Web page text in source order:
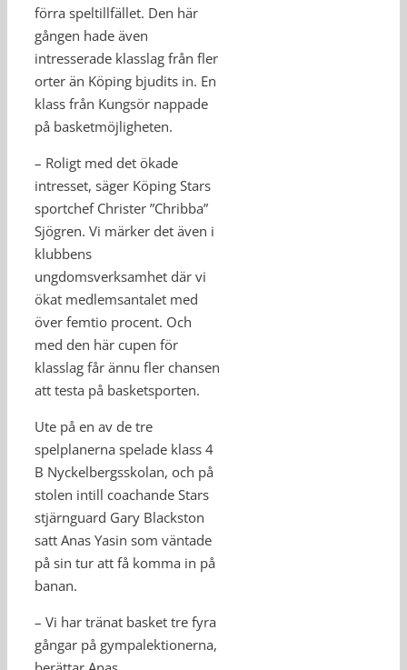
förra speltillfället. Den här
gången hade även
intresserade klasslag från fler
orter än Köping bjudits in. En
klass från Kungsör nappade
på basketmöjligheten.
– Roligt med det ökade
intresset, säger Köping Stars
sportchef Christer ”Chribba”
Sjögren. Vi märker det även i
klubbens
ungdomsverksamhet där vi
ökat medlemsantalet med
över femtio procent. Och
med den här cupen för
klasslag får ännu fler chansen
att testa på basketsporten.
Ute på en av de tre
spelplanerna spelade klass 4
B Nyckelbergsskolan, och på
stolen intill coachande Stars
stjärnguard Gary Blackston
satt Anas Yasin som väntade
på sin tur att få komma in på
banan.
– Vi har tränat basket tre fyra
gångar på gympalektionerna,